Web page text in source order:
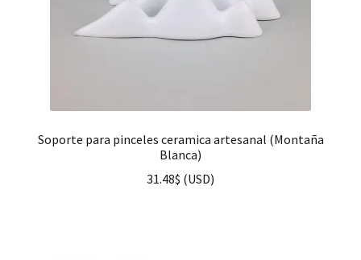
Soporte para pinceles ceramica artesanal (Montaña
Blanca)
31.48$ (USD)